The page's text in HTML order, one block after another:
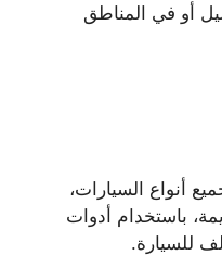
أو في المناطق
أنواع السيارات،
باستخدام أدوات
للسيارة.